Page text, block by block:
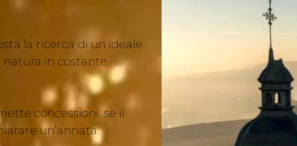
la ricerca di un ideale
natura in costante
concessioni: se il
un’annata.